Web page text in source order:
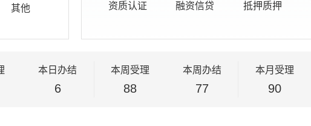
其他 资质认证 融资信贷 抵押质押
本日办结
6
本周受理
88
本周办结
77
本月受理
90